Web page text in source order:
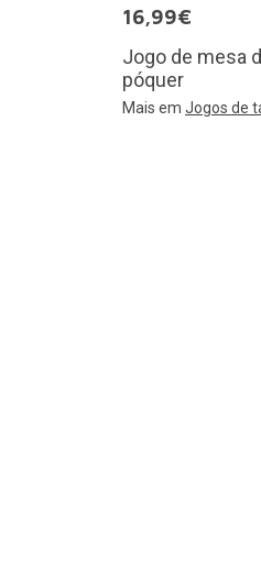
16,99€
Jogo de mesa
póquer
Mais em Jogos de